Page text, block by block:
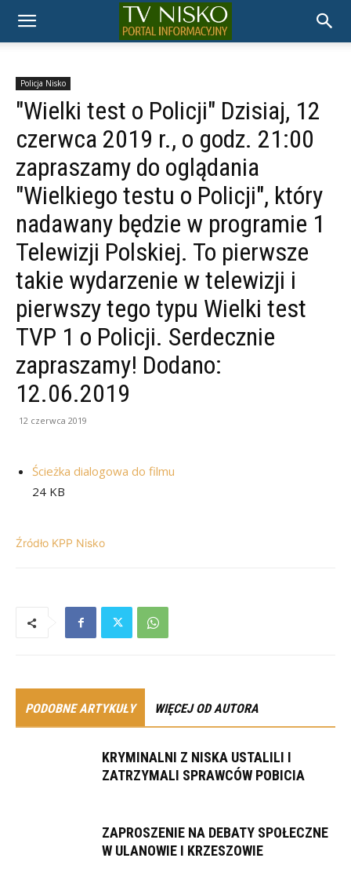
TELEWIZJA
NISKO
Policja Nisko
"Wielki test o Policji" Dzisiaj, 12
czerwca 2019 r., o godz. 21:00
zapraszamy do oglądania
"Wielkiego testu o Policji", który
nadawany będzie w programie 1
Telewizji Polskiej. To pierwsze
takie wydarzenie w telewizji i
pierwszy tego typu Wielki test
TVP 1 o Policji. Serdecznie
zapraszamy! Dodano:
12.06.2019
12 czerwca 2019
Ścieżka dialogowa do filmu
24 KB
Źródło KPP Nisko
PODOBNE ARTYKUŁY WIĘCEJ OD AUTORA
KRYMINALNI Z NISKA USTALILI I
ZATRZYMALI SPRAWCÓW POBICIA
ZAPROSZENIE NA DEBATY SPOŁECZNE
W ULANOWIE I KRZESZOWIE